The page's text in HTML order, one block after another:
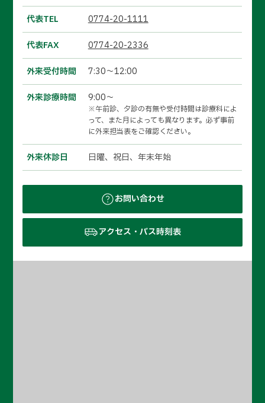
代表TEL 0774-20-1111
代表FAX 0774-20-2336
外来受付時間 7:30～12:00
外来診療時間 9:00～
※午前診、夕診の有無や受付時間は診療科によ
って、また月によっても異なります。必ず事前
に外来担当表をご確認ください。
外来休診日 日曜、祝日、年末年始
お問い合わせ
アクセス・バス時刻表